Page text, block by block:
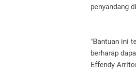
penyandang
"Bantuan ini
berharap
Effendy